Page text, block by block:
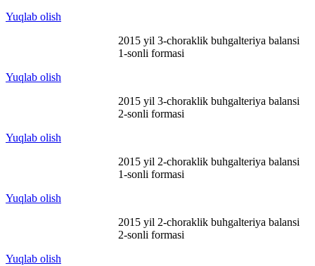
Yuqlab olish
2015 yil 3-choraklik buhgalteriya balansi
1-sonli formasi
Yuqlab olish
2015 yil 3-choraklik buhgalteriya balansi
2-sonli formasi
Yuqlab olish
2015 yil 2-choraklik buhgalteriya balansi
1-sonli formasi
Yuqlab olish
2015 yil 2-choraklik buhgalteriya balansi
2-sonli formasi
Yuqlab olish